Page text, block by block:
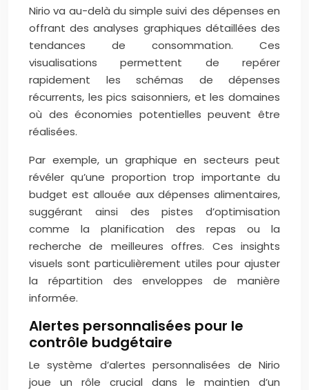
Nirio va au-delà du simple suivi des dépenses en
offrant des analyses graphiques détaillées des
tendances de consommation. Ces
visualisations permettent de repérer
rapidement les schémas de dépenses
récurrents, les pics saisonniers, et les domaines
où des économies potentielles peuvent être
réalisées.
Par exemple, un graphique en secteurs peut
révéler qu’une proportion trop importante du
budget est allouée aux dépenses alimentaires,
suggérant ainsi des pistes d’optimisation
comme la planification des repas ou la
recherche de meilleures offres. Ces insights
visuels sont particulièrement utiles pour ajuster
la répartition des enveloppes de manière
informée.
Alertes personnalisées pour le
contrôle budgétaire
Le système d’alertes personnalisées de Nirio
joue un rôle crucial dans le maintien d’un